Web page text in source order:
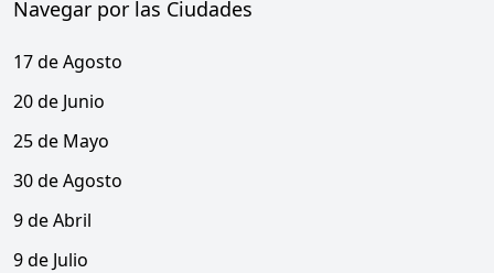
Navegar por las Ciudades
17 de Agosto
20 de Junio
25 de Mayo
30 de Agosto
9 de Abril
9 de Julio